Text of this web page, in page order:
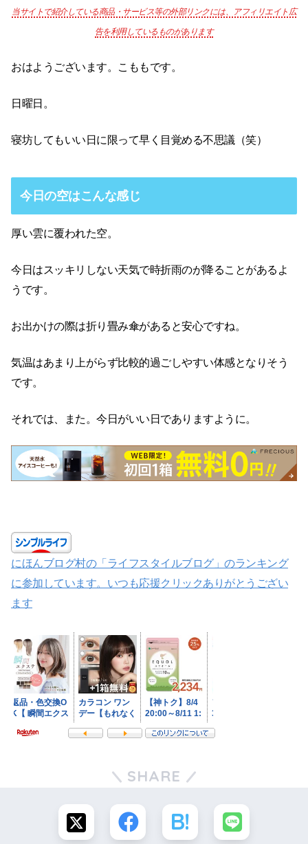
当サイトで紹介している商品・サービス等の外部リンクには、アフィリエイト広
告を利用しているものがあります
おはようございます。こももです。
日曜日。
寝坊してもいい日に限って早く目覚める不思議（笑）
今日の空はこんな感じ
厚い雲に覆われた空。
今日はスッキリしない天気で時折雨のが降ることがあるよ
うです。
お出かけの際は折り畳み傘があると安心ですね。
気温はあまり上がらず比較的過ごしやすい体感となりそう
です。
それでは、また。今日がいい日でありますように。
にほんブログ村の「ライフスタイルブログ」のランキング
に参加しています。いつも応援クリックありがとうござい
ます
SHARE